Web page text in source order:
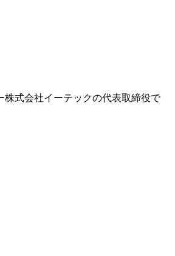
式会社イーテックの代表取締役で